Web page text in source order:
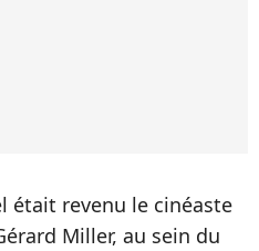
était revenu le cinéaste
Miller, au sein du